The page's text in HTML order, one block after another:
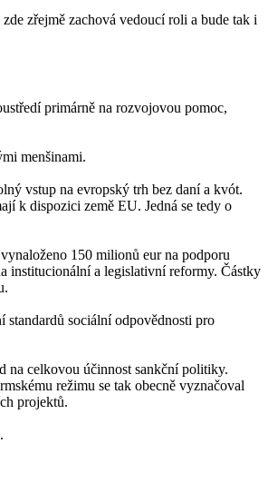
zřejmě zachová vedoucí roli a bude tak i
primárně na rozvojovou pomoc,
menšinami.
vstup na evropský trh bez daní a kvót.
k dispozici země EU. Jedná se tedy o
150 milionů eur na podporu
institucionální a legislativní reformy. Částky
standardů sociální odpovědnosti pro
na celkovou účinnost sankční politiky.
režimu se tak obecně vyznačoval
projektů.